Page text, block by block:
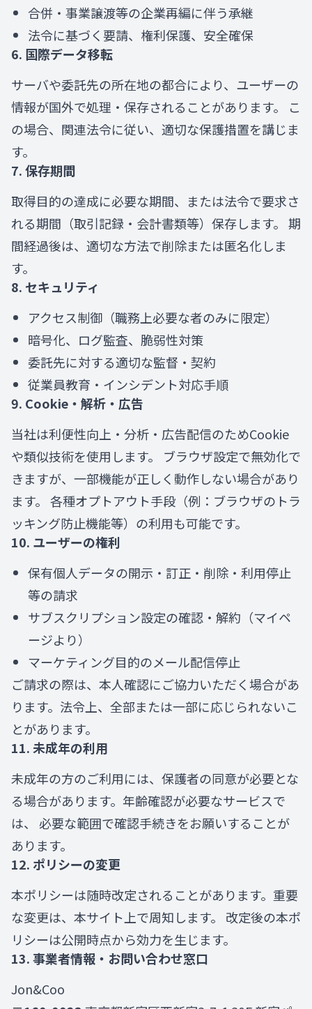
合併・事業譲渡等の企業再編に伴う承継
法令に基づく要請、権利保護、安全確保
6. 国際データ移転
サーバや委託先の所在地の都合により、ユーザーの
情報が国外で処理・保存されることがあります。 こ
の場合、関連法令に従い、適切な保護措置を講じま
す。
7. 保存期間
取得目的の達成に必要な期間、または法令で要求さ
れる期間（取引記録・会計書類等）保存します。 期
間経過後は、適切な方法で削除または匿名化しま
す。
8. セキュリティ
アクセス制御（職務上必要な者のみに限定）
暗号化、ログ監査、脆弱性対策
委託先に対する適切な監督・契約
従業員教育・インシデント対応手順
9. Cookie・解析・広告
当社は利便性向上・分析・広告配信のためCookie
や類似技術を使用します。 ブラウザ設定で無効化で
きますが、一部機能が正しく動作しない場合があり
ます。 各種オプトアウト手段（例：ブラウザのトラ
ッキング防止機能等）の利用も可能です。
10. ユーザーの権利
保有個人データの開示・訂正・削除・利用停止
等の請求
サブスクリプション設定の確認・解約（マイペ
ージより）
マーケティング目的のメール配信停止
ご請求の際は、本人確認にご協力いただく場合があ
ります。法令上、全部または一部に応じられないこ
とがあります。
11. 未成年の利用
未成年の方のご利用には、保護者の同意が必要とな
る場合があります。年齢確認が必要なサービスで
は、 必要な範囲で確認手続きをお願いすることが
あります。
12. ポリシーの変更
本ポリシーは随時改定されることがあります。重要
な変更は、本サイト上で周知します。 改定後の本ポ
リシーは公開時点から効力を生じます。
13. 事業者情報・お問い合わせ窓口
Jon&Coo